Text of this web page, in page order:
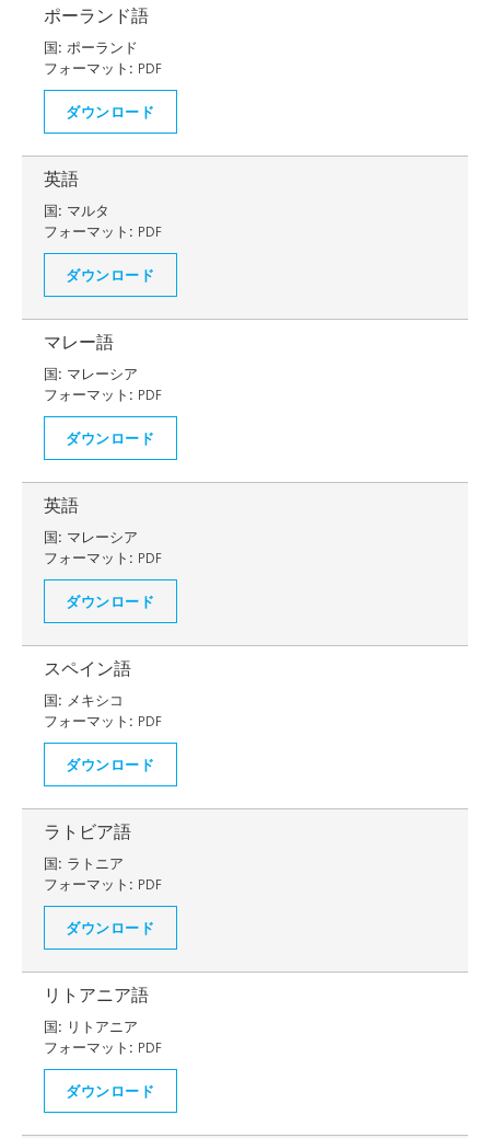
ポーランド語
国: ポーランド
フォーマット: PDF
ダウンロード
英語
国: マルタ
フォーマット: PDF
ダウンロード
マレー語
国: マレーシア
フォーマット: PDF
ダウンロード
英語
国: マレーシア
フォーマット: PDF
ダウンロード
スペイン語
国: メキシコ
フォーマット: PDF
ダウンロード
ラトビア語
国: ラトニア
フォーマット: PDF
ダウンロード
リトアニア語
国: リトアニア
フォーマット: PDF
ダウンロード